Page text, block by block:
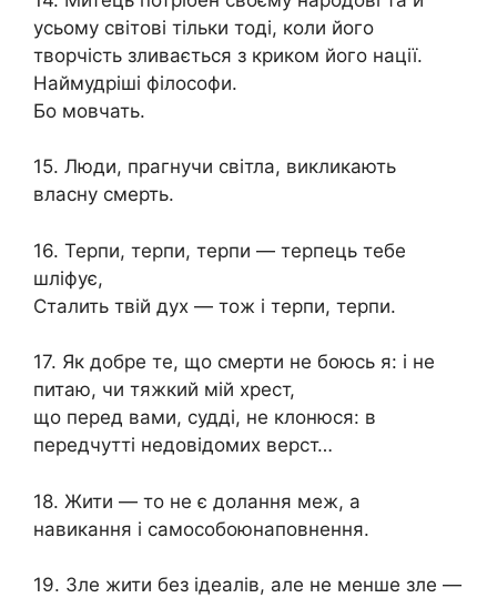
усьому світові тільки тоді, коли його
творчість зливається з криком його нації.
Наймудріші філософи.
Бо мовчать.
15. Люди, прагнучи світла, викликають
власну смeрть.
16. Терпи, терпи, терпи — терпець тебе
шліфує,
Сталить твій дух — тож і терпи, терпи.
17. Як добре те, що смeрти не боюсь я: і не
питаю, чи тяжкий мій хрест,
що перед вами, судді, не клонюся: в
передчутті недовідомих верст…
18. Жити — то не є долання меж, а
навикання і самособоюнаповнення.
19. Зле жити без ідеалів, але не менше зле —